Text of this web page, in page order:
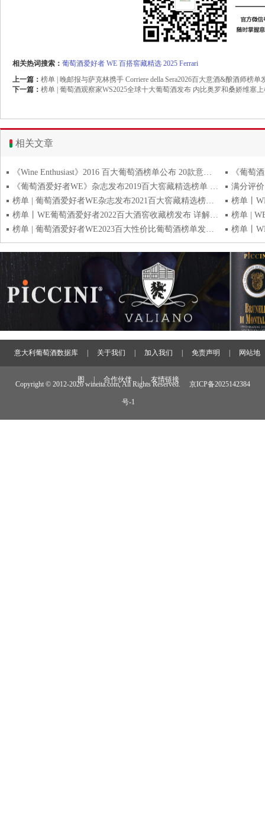
相关热词搜索： 葡萄酒爱好者 WE 百搭窖藏精选 2025 Ferrari
上一篇： 榜单 | 晚邮报与萨克林携手 Corriere della Sera2026百大意酒&酿酒师榜单
下一篇： 榜单 | 葡萄酒观察家WS2025全球十大葡萄酒发布 内比奥罗和桑娇维塞
相关文章
《Wine Enthusiast》2016 百大葡萄酒榜单公布 20款意大利葡萄酒上榜
《葡萄酒爱好者WE》杂志发布2019百大窖藏精选榜单 意大利占17席
榜单 | 葡萄酒爱好者WE杂志发布2021百大窖藏精选榜单 17款意国佳酿入选4款获满分
榜单丨WE葡萄酒爱好者2022百大酒窖收藏榜发布 详解17款意大利入选佳酿
榜单 | 葡萄酒爱好者WE2023百大性价比葡萄酒榜单发布 17款意酒入选
意大利葡萄酒数据库 关于我们 加入我们 免责声明 网站地
图 合作伙伴 友情链接
Copyright © 2012-2026 wineita.com, All Rights Reserved. 京ICP备2025142384
号-1